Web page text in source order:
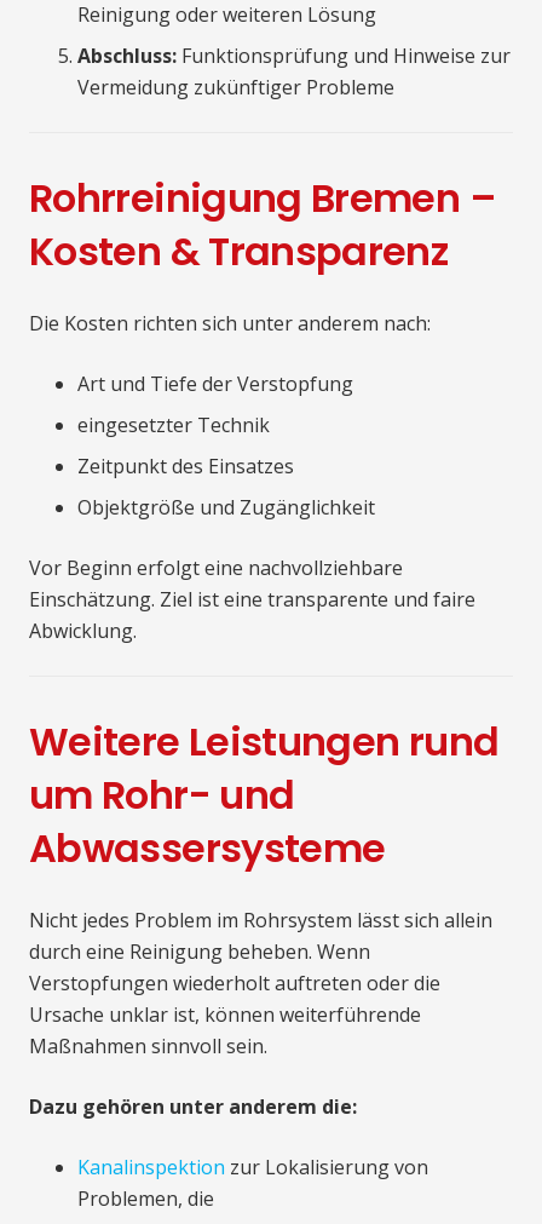
Reinigung oder weiteren Lösung
Abschluss: Funktionsprüfung und Hinweise zur
Vermeidung zukünftiger Probleme
Rohrreinigung Bremen –
Kosten & Transparenz
Die Kosten richten sich unter anderem nach:
Art und Tiefe der Verstopfung
eingesetzter Technik
Zeitpunkt des Einsatzes
Objektgröße und Zugänglichkeit
Vor Beginn erfolgt eine nachvollziehbare
Einschätzung. Ziel ist eine transparente und faire
Abwicklung.
Weitere Leistungen rund
um Rohr- und
Abwassersysteme
Nicht jedes Problem im Rohrsystem lässt sich allein
durch eine Reinigung beheben. Wenn
Verstopfungen wiederholt auftreten oder die
Ursache unklar ist, können weiterführende
Maßnahmen sinnvoll sein.
Dazu gehören unter anderem die:
Kanalinspektion zur Lokalisierung von
Problemen, die